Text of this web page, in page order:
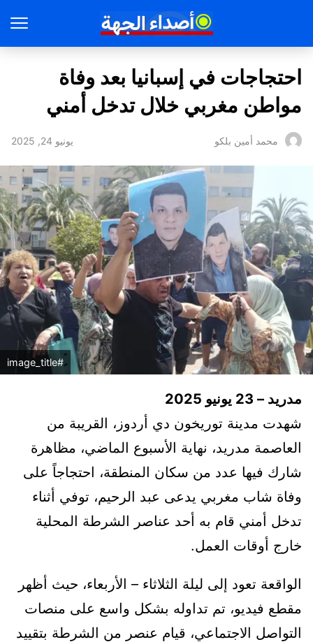
احتجاجات في إسبانيا بعد وفاة
مواطن مغربي خلال تدخل أمني
محمد أمين بلكو يونيو 24, 2025
#image_title
مدريد – 23 يونيو 2025
شهدت مدينة توريخون دي أردوز، القريبة من
العاصمة مدريد، نهاية الأسبوع الماضي، مظاهرة
شارك فيها عدد من سكان المنطقة، احتجاجاً على
وفاة شاب مغربي يدعى عبد الرحيم، توفي أثناء
تدخل أمني قام به أحد عناصر الشرطة المحلية
خارج أوقات العمل.
الواقعة تعود إلى ليلة الثلاثاء – الأربعاء، حيث أظهر
مقطع فيديو، تم تداوله بشكل واسع على منصات
التواصل الاجتماعي، قيام عنصر من الشرطة بتقييد